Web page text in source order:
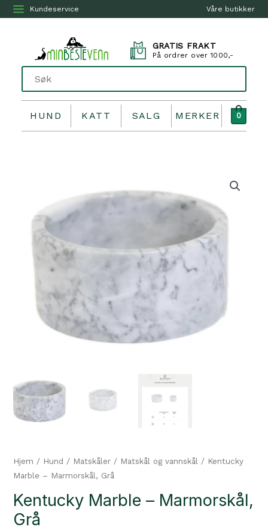
Våre butikker
Kundeservice
GRATIS FRAKT
På ordrer over 1000,-
HUND KATT SALG MERKER 0
Hjem / Hund / Matskåler / Matskål og vannskål / Kentucky
Marble – Marmorskål, Grå
Kentucky Marble – Marmorskål,
Grå